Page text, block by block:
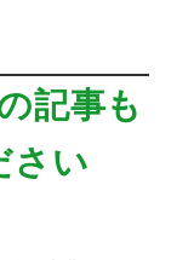
記事も
さい